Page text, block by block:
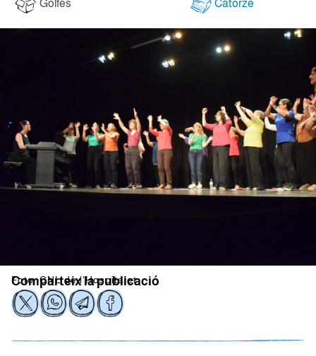
Golfes Catorze
Foto: CNL de l'Hospitalet
Comparteix la publicació